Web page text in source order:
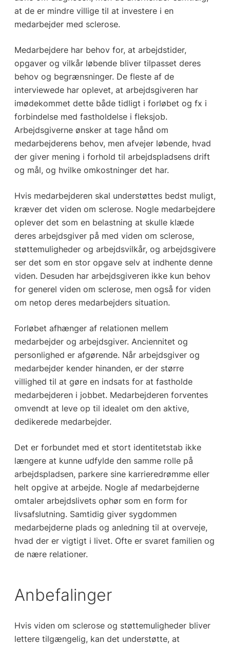
at de er mindre villige til at investere i en
medarbejder med sclerose.
Medarbejdere har behov for, at arbejdstider,
opgaver og vilkår løbende bliver tilpasset deres
behov og begrænsninger. De fleste af de
interviewede har oplevet, at arbejdsgiveren har
imødekommet dette både tidligt i forløbet og fx i
forbindelse med fastholdelse i fleksjob.
Arbejdsgiverne ønsker at tage hånd om
medarbejderens behov, men afvejer løbende, hvad
der giver mening i forhold til arbejdspladsens drift
og mål, og hvilke omkostninger det har.
Hvis medarbejderen skal understøttes bedst muligt,
kræver det viden om sclerose. Nogle medarbejdere
oplever det som en belastning at skulle klæde
deres arbejdsgiver på med viden om sclerose,
støttemuligheder og arbejdsvilkår, og arbejdsgivere
ser det som en stor opgave selv at indhente denne
viden. Desuden har arbejdsgiveren ikke kun behov
for generel viden om sclerose, men også for viden
om netop deres medarbejders situation.
Forløbet afhænger af relationen mellem
medarbejder og arbejdsgiver. Anciennitet og
personlighed er afgørende. Når arbejdsgiver og
medarbejder kender hinanden, er der større
villighed til at gøre en indsats for at fastholde
medarbejderen i jobbet. Medarbejderen forventes
omvendt at leve op til idealet om den aktive,
dedikerede medarbejder.
Det er forbundet med et stort identitetstab ikke
længere at kunne udfylde den samme rolle på
arbejdspladsen, parkere sine karrieredrømme eller
helt opgive at arbejde. Nogle af medarbejderne
omtaler arbejdslivets ophør som en form for
livsafslutning. Samtidig giver sygdommen
medarbejderne plads og anledning til at overveje,
hvad der er vigtigt i livet. Ofte er svaret familien og
de nære relationer.
Anbefalinger
Hvis viden om sclerose og støttemuligheder bliver
lettere tilgængelig, kan det understøtte, at